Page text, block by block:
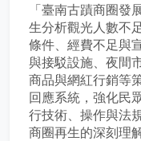
「臺南古蹟商圈發
生分析觀光人數不
條件、經費不足與
與接駁設施、夜間
商品與網紅行銷等
回應系統，強化民
行技術、操作與法
商圈再生的深刻理解